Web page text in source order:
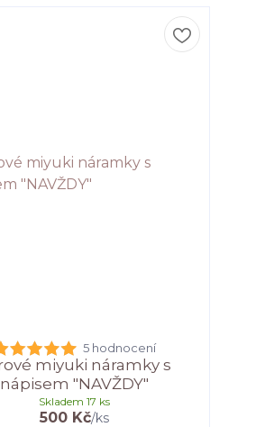
5 hodnocení
miyuki náramky s
nápisem "NAVŽDY"
500 Kč/ks
Skladem 17 ks